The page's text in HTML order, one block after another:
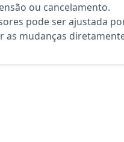
ou cancelamento.
pode ser ajustada
mudanças